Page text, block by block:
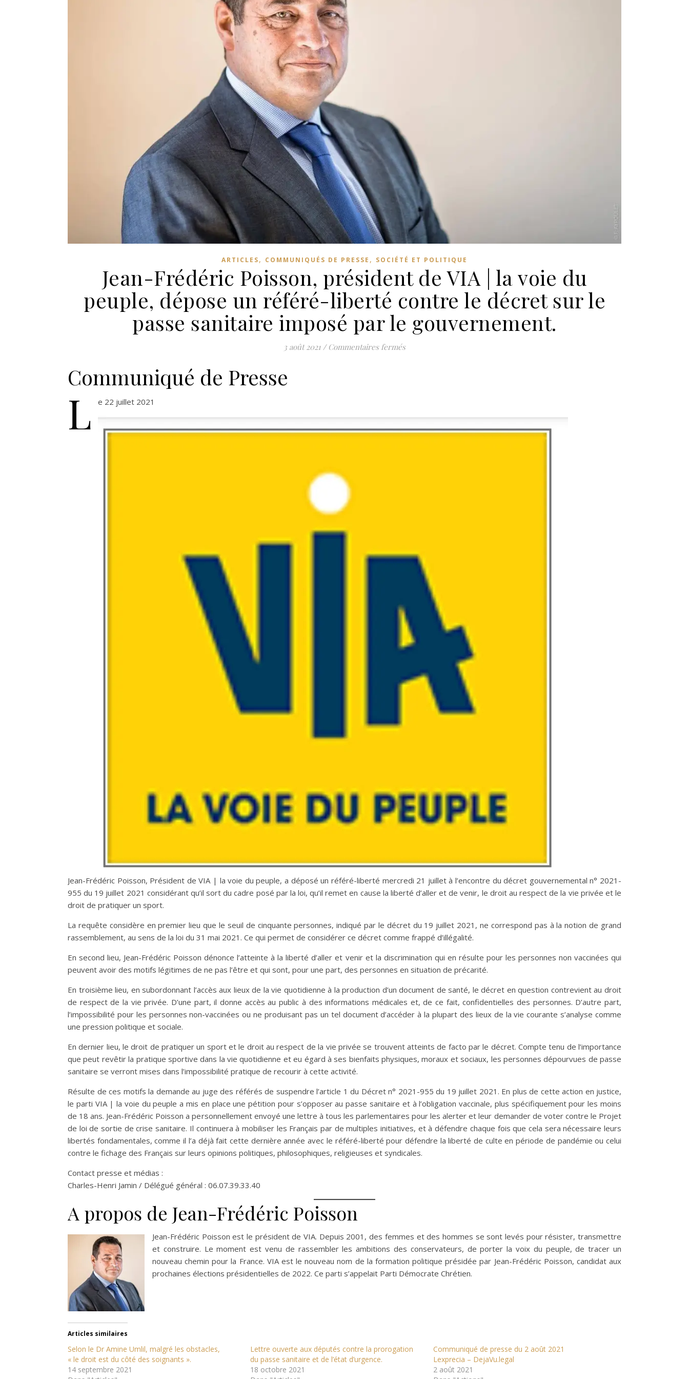
ARTICLES, COMMUNIQUÉS DE PRESSE , SOCIÉTÉ ET POLITIQUE
Jean-Frédéric Poisson, président de VIA | la voie du
peuple, dépose un référé-liberté contre le décret sur le
passe sanitaire imposé par le gouvernement.
3 août 2021 / Commentaires ferméssur Jean-Frédéric Poisson, président de VIA | la voie du peuple, dépose un
Communiqué de Presse
L e 22 juillet 2021
Jean-Frédéric Poisson, Président de VIA | la voie du peuple, a déposé un référé-liberté mercredi 21 juillet à l’encontre du décret gouvernemental n° 2021-
955 du 19 juillet 2021 considérant qu’il sort du cadre posé par la loi, qu’il remet en cause la liberté d’aller et de venir, le droit au respect de la vie privée et le
droit de pratiquer un sport.
La requête considère en premier lieu que le seuil de cinquante personnes, indiqué par le décret du 19 juillet 2021, ne correspond pas à la notion de grand
rassemblement, au sens de la loi du 31 mai 2021. Ce qui permet de considérer ce décret comme frappé d’illégalité.
En second lieu, Jean-Frédéric Poisson dénonce l’atteinte à la liberté d’aller et venir et la discrimination qui en résulte pour les personnes non vaccinées qui
peuvent avoir des motifs légitimes de ne pas l’être et qui sont, pour une part, des personnes en situation de précarité.
En troisième lieu, en subordonnant l’accès aux lieux de la vie quotidienne à la production d’un document de santé, le décret en question contrevient au droit
de respect de la vie privée. D’une part, il donne accès au public à des informations médicales et, de ce fait, confidentielles des personnes. D’autre part,
l’impossibilité pour les personnes non-vaccinées ou ne produisant pas un tel document d’accéder à la plupart des lieux de la vie courante s’analyse comme
une pression politique et sociale.
En dernier lieu, le droit de pratiquer un sport et le droit au respect de la vie privée se trouvent atteints de facto par le décret. Compte tenu de l’importance
que peut revêtir la pratique sportive dans la vie quotidienne et eu égard à ses bienfaits physiques, moraux et sociaux, les personnes dépourvues de passe
sanitaire se verront mises dans l’impossibilité pratique de recourir à cette activité.
Résulte de ces motifs la demande au juge des référés de suspendre l’article 1 du Décret n° 2021-955 du 19 juillet 2021. En plus de cette action en justice,
le parti VIA | la voie du peuple a mis en place une pétition pour s’opposer au passe sanitaire et à l’obligation vaccinale, plus spécifiquement pour les moins
de 18 ans. Jean-Frédéric Poisson a personnellement envoyé une lettre à tous les parlementaires pour les alerter et leur demander de voter contre le Projet
de loi de sortie de crise sanitaire. Il continuera à mobiliser les Français par de multiples initiatives, et à défendre chaque fois que cela sera nécessaire leurs
libertés fondamentales, comme il l’a déjà fait cette dernière année avec le référé-liberté pour défendre la liberté de culte en période de pandémie ou celui
contre le fichage des Français sur leurs opinions politiques, philosophiques, religieuses et syndicales.
Contact presse et médias :
Charles-Henri Jamin / Délégué général : 06.07.39.33.40
A propos de Jean-Frédéric Poisson
Jean-Frédéric Poisson est le président de VIA. Depuis 2001, des femmes et des hommes se sont levés pour résister, transmettre
et construire. Le moment est venu de rassembler les ambitions des conservateurs, de porter la voix du peuple, de tracer un
nouveau chemin pour la France. VIA est le nouveau nom de la formation politique présidée par Jean-Frédéric Poisson, candidat aux
prochaines élections présidentielles de 2022. Ce parti s’appelait Parti Démocrate Chrétien.
Articles similaires
Selon le Dr Amine Umlil, malgré les obstacles,
« le droit est du côté des soignants ».
14 septembre 2021
Lettre ouverte aux députés contre la prorogation
du passe sanitaire et de l’état d’urgence.
18 octobre 2021
Communiqué de presse du 2 août 2021
Lexprecia – DejaVu.legal
2 août 2021